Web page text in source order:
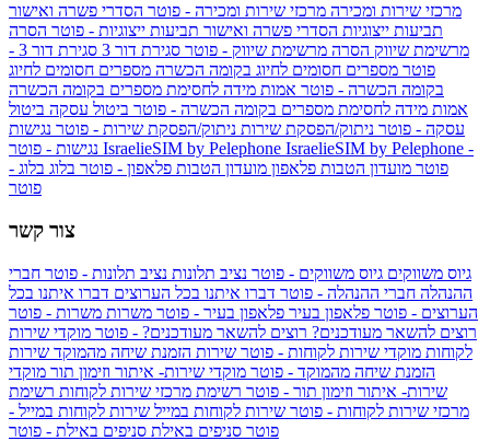
מרכזי שירות ומכירה מרכזי שירות ומכירה - פוטר הסדרי פשרה ואישור
תביעות ייצוגיות הסדרי פשרה ואישור תביעות ייצוגיות - פוטר הסרה
מרשימת שיווק הסרה מרשימת שיווק - פוטר סגירת דור 3
סגירת דור 3 -
פוטר מספרים חסומים לחיוג בקומה הכשרה מספרים חסומים לחיוג
בקומה הכשרה - פוטר אמות מידה לחסימת מספרים בקומה הכשרה
אמות מידה לחסימת מספרים בקומה הכשרה - פוטר ביטול עסקה ביטול
עסקה - פוטר ניתוק/הפסקת שירות ניתוק/הפסקת שירות - פוטר נגישות
IsraelieSIM by Pelephone IsraelieSIM by Pelephone -
פוטר מועדון הטבות פלאפון מועדון הטבות פלאפון - פוטר בלוג בלוג -
פוטר
צור קשר
גיוס משווקים גיוס משווקים - פוטר נציב תלונות נציב תלונות - פוטר חברי
ההנהלה חברי ההנהלה - פוטר דברו איתנו בכל הערוצים דברו איתנו בכל
הערוצים - פוטר פלאפון בעיר פלאפון בעיר - פוטר משרות משרות - פוטר
רוצים להשאר מעודכנים? רוצים להשאר מעודכנים? - פוטר מוקדי שירות
לקוחות מוקדי שירות לקוחות - פוטר שירות הזמנת שיחה מהמוקד שירות
הזמנת שיחה מהמוקד - פוטר מוקדי שירות- איתור וזימון תור מוקדי
שירות- איתור וזימון תור - פוטר רשימת מרכזי שירות לקוחות רשימת
מרכזי שירות לקוחות - פוטר שירות לקוחות במייל שירות לקוחות במייל -
פוטר סניפים באילת סניפים באילת - פוטר